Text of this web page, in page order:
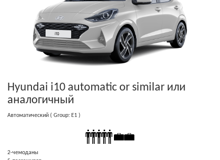
Hyundai i10 automatic or similar или
аналогичный
Автоматический ( Group: E1 )
2-чемоданы